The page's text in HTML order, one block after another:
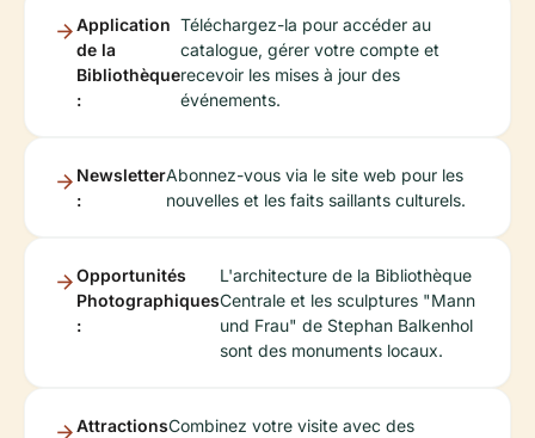
Application
de la
Bibliothèque
:
Téléchargez-la pour accéder au
catalogue, gérer votre compte et
recevoir les mises à jour des
événements.
Newsletter
:
Abonnez-vous via le site web pour les
nouvelles et les faits saillants culturels.
Opportunités
Photographiques
:
L'architecture de la Bibliothèque
Centrale et les sculptures "Mann
und Frau" de Stephan Balkenhol
sont des monuments locaux.
AttractionsCombinez votre visite avec des